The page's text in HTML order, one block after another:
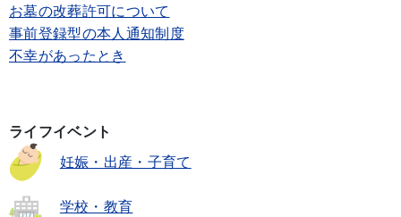
お墓の改葬許可について
事前登録型の本人通知制度
不幸があったとき
ライフイベント
妊娠・出産・子育て
学校・教育